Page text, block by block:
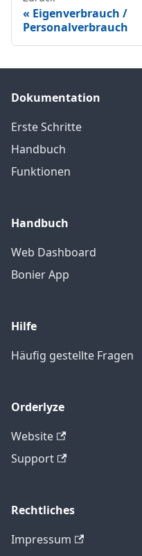
Eigenverbrauch /
Personalverbrauch
Dokumentation
Erste Schritte
Handbuch
Funktionen
Handbuch
Web Dashboard
Bonier App
Hilfe
Häufig gestellte Fragen
Orderlyze
Website
Support
Rechtliches
Impressum